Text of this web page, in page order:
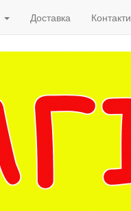
Доставка Контакти